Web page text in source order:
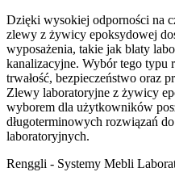
Dzięki wysokiej odporności na
zlewy z żywicy epoksydowej
wyposażenia, takie jak blaty
kanalizacyjne. Wybór tego typu
trwałość, bezpieczeństwo oraz
Zlewy laboratoryjne z żywicy
wyborem dla użytkowników
długoterminowych rozwiązań
laboratoryjnych.
Renggli - Systemy Mebli